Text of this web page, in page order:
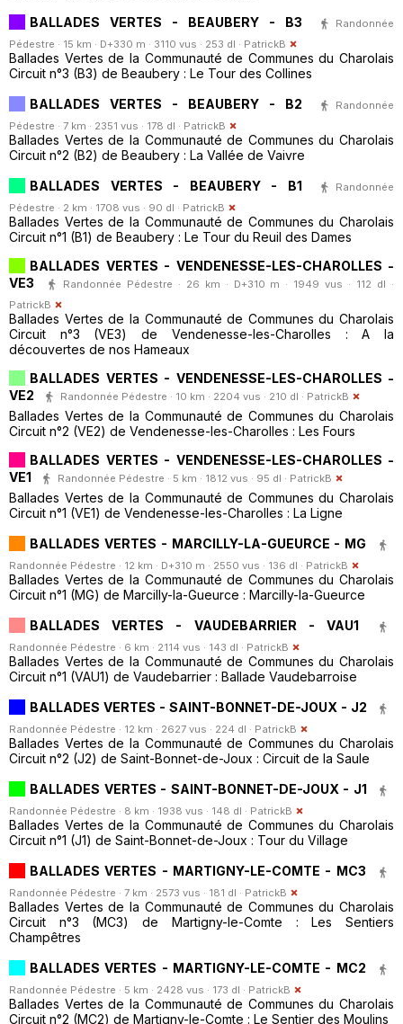
BALLADES VERTES - BEAUBERY - B3
Randonnée
Pédestre · 15 km · D+330 m · 3110 vus · 253 dl · PatrickB
Ballades Vertes de la Communauté de Communes du Charolais
Circuit n°3 (B3) de Beaubery : Le Tour des Collines
BALLADES VERTES - BEAUBERY - B2
Randonnée
Pédestre · 7 km · 2351 vus · 178 dl · PatrickB
Ballades Vertes de la Communauté de Communes du Charolais
Circuit n°2 (B2) de Beaubery : La Vallée de Vaivre
BALLADES VERTES - BEAUBERY - B1
Randonnée
Pédestre · 2 km · 1708 vus · 90 dl · PatrickB
Ballades Vertes de la Communauté de Communes du Charolais
Circuit n°1 (B1) de Beaubery : Le Tour du Reuil des Dames
BALLADES VERTES - VENDENESSE-LES-CHAROLLES -
VE3
Randonnée Pédestre · 26 km · D+310 m · 1949 vus · 112 dl ·
PatrickB
Ballades Vertes de la Communauté de Communes du Charolais
Circuit n°3 (VE3) de Vendenesse-les-Charolles : A la
découvertes de nos Hameaux
BALLADES VERTES - VENDENESSE-LES-CHAROLLES -
VE2
Randonnée Pédestre · 10 km · 2204 vus · 210 dl · PatrickB
Ballades Vertes de la Communauté de Communes du Charolais
Circuit n°2 (VE2) de Vendenesse-les-Charolles : Les Fours
BALLADES VERTES - VENDENESSE-LES-CHAROLLES -
VE1
Randonnée Pédestre · 5 km · 1812 vus · 95 dl · PatrickB
Ballades Vertes de la Communauté de Communes du Charolais
Circuit n°1 (VE1) de Vendenesse-les-Charolles : La Ligne
BALLADES VERTES - MARCILLY-LA-GUEURCE - MG
Randonnée Pédestre · 12 km · D+310 m · 2550 vus · 136 dl · PatrickB
Ballades Vertes de la Communauté de Communes du Charolais
Circuit n°1 (MG) de Marcilly-la-Gueurce : Marcilly-la-Gueurce
BALLADES VERTES - VAUDEBARRIER - VAU1
Randonnée Pédestre · 6 km · 2114 vus · 143 dl · PatrickB
Ballades Vertes de la Communauté de Communes du Charolais
Circuit n°1 (VAU1) de Vaudebarrier : Ballade Vaudebarroise
BALLADES VERTES - SAINT-BONNET-DE-JOUX - J2
Randonnée Pédestre · 12 km · 2627 vus · 224 dl · PatrickB
Ballades Vertes de la Communauté de Communes du Charolais
Circuit n°2 (J2) de Saint-Bonnet-de-Joux : Circuit de la Saule
BALLADES VERTES - SAINT-BONNET-DE-JOUX - J1
Randonnée Pédestre · 8 km · 1938 vus · 148 dl · PatrickB
Ballades Vertes de la Communauté de Communes du Charolais
Circuit n°1 (J1) de Saint-Bonnet-de-Joux : Tour du Village
BALLADES VERTES - MARTIGNY-LE-COMTE - MC3
Randonnée Pédestre · 7 km · 2573 vus · 181 dl · PatrickB
Ballades Vertes de la Communauté de Communes du Charolais
Circuit n°3 (MC3) de Martigny-le-Comte : Les Sentiers
Champêtres
BALLADES VERTES - MARTIGNY-LE-COMTE - MC2
Randonnée Pédestre · 5 km · 2428 vus · 173 dl · PatrickB
Ballades Vertes de la Communauté de Communes du Charolais
Circuit n°2 (MC2) de Martigny-le-Comte : Le Sentier des Moulins